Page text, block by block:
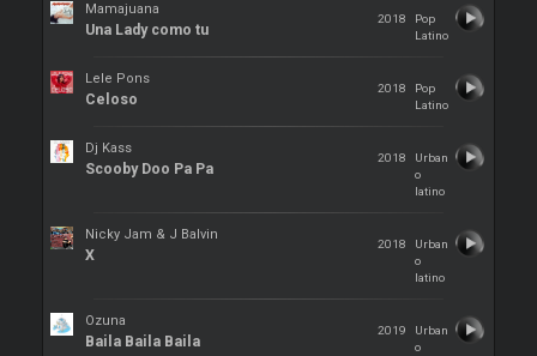
Mamajuana
Una Lady como tu
2018
Pop
Latino
Lele Pons
Celoso
2018
Pop
Latino
Dj Kass
Scooby Doo Pa Pa
2018
Urban
o
latino
Nicky Jam & J Balvin
X
2018
Urban
o
latino
Ozuna
Baila Baila Baila
2019
Urban
o